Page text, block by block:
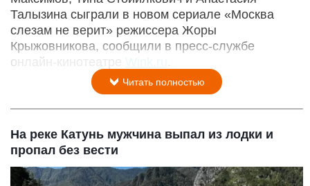
Талызина сыграли в новом сериале «Москва
слезам не верит» режиссера Жоры
Крыжовникова, сообщили в пресс-службе
онлайн-кинотеатре Wink.ru
Читать полностью
На реке Катунь мужчина выпал из лодки и
пропал без вести